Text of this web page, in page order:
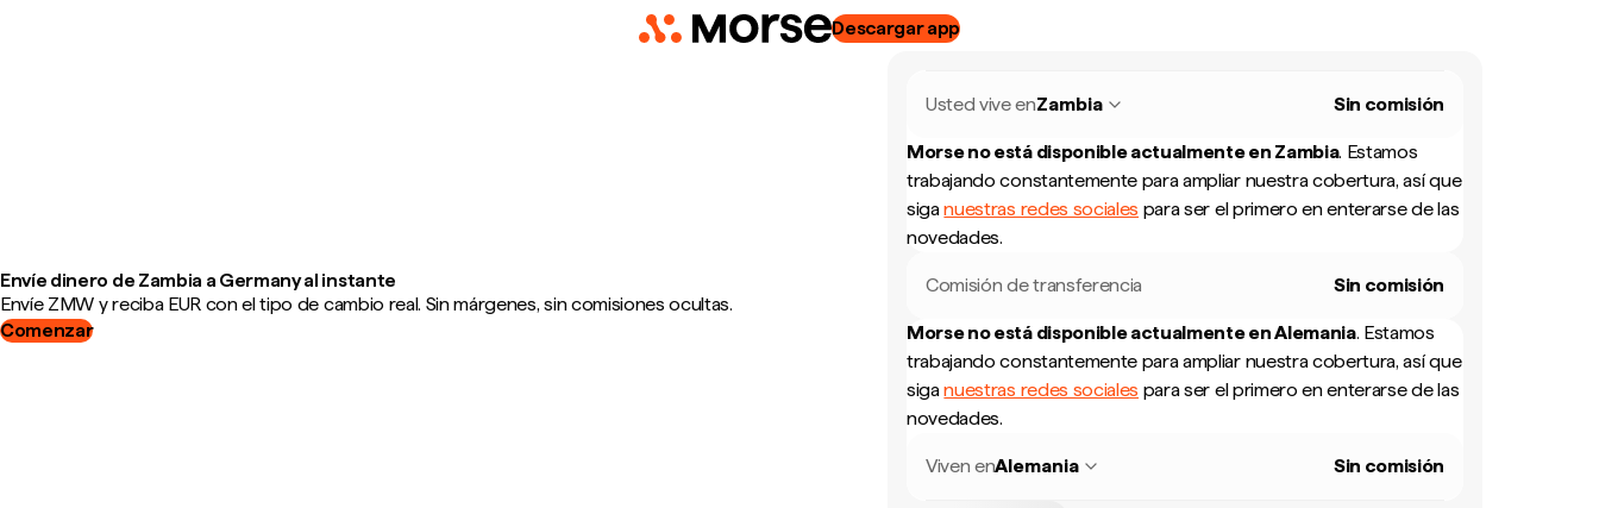
Descargar app
Envíe dinero de Zambia a Germany al instante
Envíe ZMW y reciba EUR con el tipo de cambio real. Sin márgenes, sin comisiones ocultas.
Comenzar
Usted vive enZambia Sin comisión
Morse no está disponible actualmente en Zambia. Estamos
trabajando constantemente para ampliar nuestra cobertura, así que
siganuestras redes sociales para ser el primero en enterarse de las
novedades.
Comisión de transferencia Sin comisión
Morse no está disponible actualmente enAlemania. Estamos
trabajando constantemente para ampliar nuestra cobertura, así que
siganuestras redes sociales para ser el primero en enterarse de las
novedades.
Viven enAlemania Sin comisión